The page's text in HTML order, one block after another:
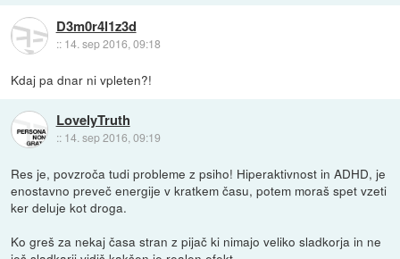
D3m0r4l1z3d
:: 14. sep 2016, 09:18
Kdaj pa dnar ni vpleten?!
LovelyTruth
:: 14. sep 2016, 09:19
Res je, povzroča tudi probleme z psiho! Hiperaktivnost in ADHD, je
enostavno preveč energije v kratkem času, potem moraš spet vzeti
ker deluje kot droga.
Ko greš za nekaj časa stran z pijač ki nimajo veliko sladkorja in ne